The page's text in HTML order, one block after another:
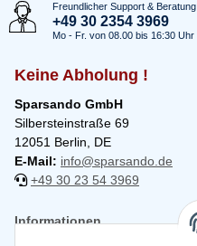
Freundlicher Support & Beratung
+49 30 2354 3969
Mo - Fr. von 08.00 bis 16:30 Uhr
Keine Abholung !
Sparsando GmbH
Silbersteinstraße 69
12051 Berlin, DE
E-Mail: info@sparsando.de
+49 30 23 54 3969
Informationen